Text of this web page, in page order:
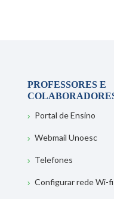
PROFESSORES E
Portal de Ensino
Webmail Unoesc
Telefones
Configurar rede Wi-fi